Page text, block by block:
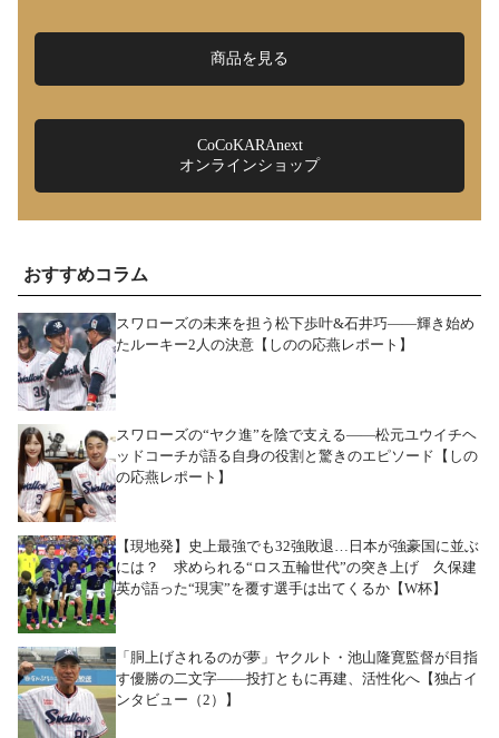
商品を見る
CoCoKARAnext
オンラインショップ
おすすめコラム
スワローズの未来を担う松下歩叶&石井巧――輝き始め
たルーキー2人の決意【しのの応燕レポート】
スワローズの“ヤク進”を陰で支える――松元ユウイチヘ
ッドコーチが語る自身の役割と驚きのエピソード【しの
の応燕レポート】
【現地発】史上最強でも32強敗退…日本が強豪国に並ぶ
には？ 求められる“ロス五輪世代”の突き上げ 久保建
英が語った“現実”を覆す選手は出てくるか【W杯】
「胴上げされるのが夢」ヤクルト・池山隆寛監督が目指
す優勝の二文字――投打ともに再建、活性化へ【独占イ
ンタビュー（2）】